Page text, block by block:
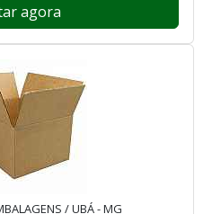
agora
/ UBÁ - MG